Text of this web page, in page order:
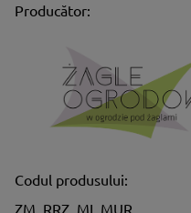
Producător:
Codul produsului:
ZM_RRZ_MI_MUR